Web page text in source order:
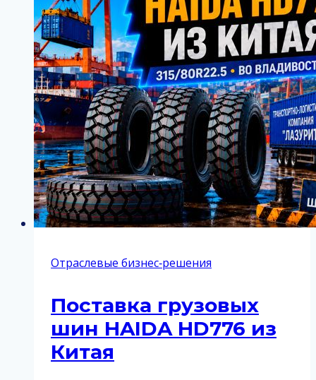
Отраслевые бизнес‑решения
Поставка грузовых
шин HAIDA HD776 из
Китая